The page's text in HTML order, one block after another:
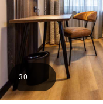
30